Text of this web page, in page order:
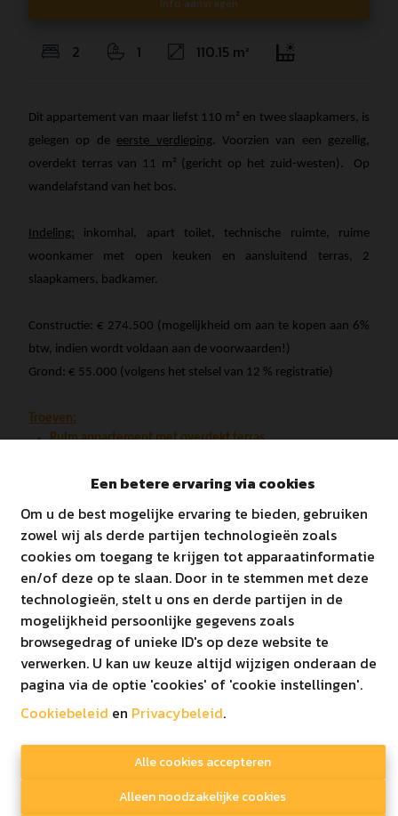
Een betere ervaring via cookies
Om u de best mogelijke ervaring te bieden, gebruiken
zowel wij als derde partijen technologieën zoals
cookies om toegang te krijgen tot apparaatinformatie
en/of deze op te slaan. Door in te stemmen met deze
technologieën, stelt u ons en derde partijen in de
mogelijkheid persoonlijke gegevens zoals
browsegedrag of unieke ID's op deze website te
verwerken. U kan uw keuze altijd wijzigen onderaan de
pagina via de optie 'cookies' of 'cookie instellingen'.
Cookiebeleid en Privacybeleid.
Alle cookies accepteren
Alleen noodzakelijke cookies
Info aanvragen
2 1 110.15 m²
Dit appartement van maar liefst 110 m² en twee slaapkamers, is
gelegen op de eerste verdieping. Voorzien van een gezellig,
overdekt terras van 11 m² (gericht op het zuid-westen). Op
wandelafstand van het bos.
Indeling: inkomhal, apart toilet, technische ruimte, ruime
woonkamer met open keuken en aansluitend terras, 2
slaapkamers, badkamer.
Constructie: € 274.500 (mogelijkheid om aan te kopen aan 6%
btw, indien wordt voldaan aan de voorwaarden!)
Grond: € 55.000 (volgens het stelsel van 12 % registratie)
Troeven:
Ruim appartement met overdekt terras
Vloerverwarming
Vlakbij centrum Kaulille
Vlakbij het bos.
De autostaanplaats dient bij aangekocht te worden.
Betreft appartement 9 (Blok A) op het architectenplan. De
gebruikte foto's zijn louter bedoeld als impressie!
Lastenboek te verkrijgen via kantoor.